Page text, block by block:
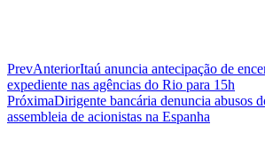
PrevAnteriorItaú anuncia antecipação de
expediente nas agências do Rio para 15h
PróximaDirigente bancária denuncia abusos
assembleia de acionistas na Espanha